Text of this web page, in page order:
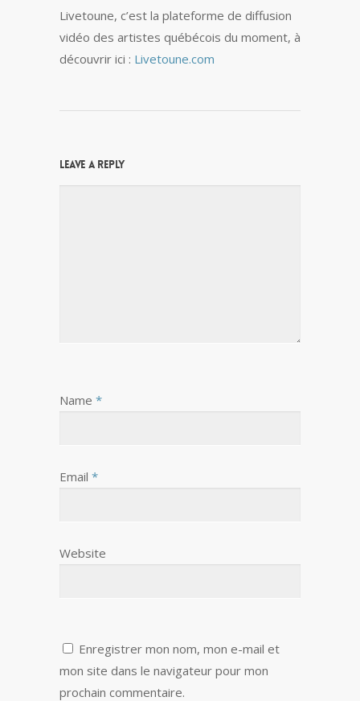
Livetoune, c’est la plateforme de diffusion
vidéo des artistes québécois du moment, à
découvrir ici : Livetoune.com
Leave a Reply
Name *
Email *
Website
Enregistrer mon nom, mon e-mail et
mon site dans le navigateur pour mon
prochain commentaire.